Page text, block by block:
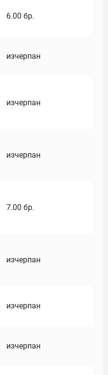
6.00 бр.
изчерпан
изчерпан
изчерпан
7.00 бр.
изчерпан
изчерпан
изчерпан